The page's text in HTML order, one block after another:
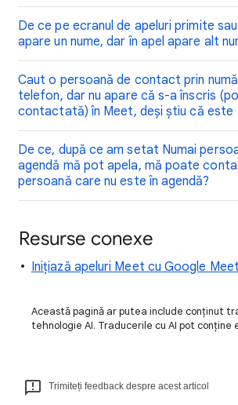
De ce pe ecranul de apeluri primite
apare un nume, dar în apel apare alt
Caut o persoană de contact prin
telefon, dar nu apare că s-a înscris
contactată) în Meet, deși știu că este
De ce, după ce am setat Numai
agendă mă pot apela, mă poate
persoană care nu este în agendă?
Resurse conexe
Inițiază apeluri Meet cu Google Meet
Această pagină ar putea include conținut
tehnologie AI. Traducerile cu AI pot conține
Trimiteți feedback despre acest articol